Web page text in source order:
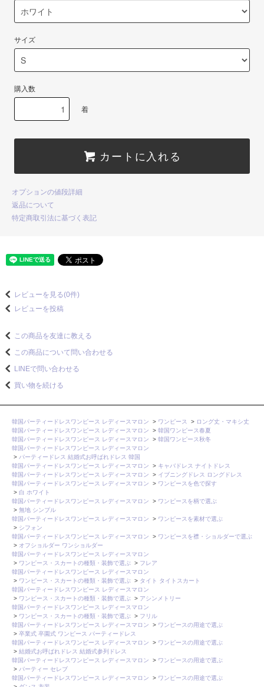
サイズ
購入数
着
カートに入れる
オプションの値段詳細
返品について
特定商取引法に基づく表記
レビューを見る(0件)
レビューを投稿
この商品を友達に教える
この商品について問い合わせる
LINEで問い合わせる
買い物を続ける
韓国パーティードレスワンピース レディースマロン > ワンピース > ロング丈・マキシ丈
韓国パーティードレスワンピース レディースマロン
> 韓国ワンピース春夏
韓国パーティードレスワンピース レディースマロン
> 韓国ワンピース秋冬
韓国パーティードレスワンピース レディースマロン
> パーティードレス 結婚式お呼ばれドレス 韓国
韓国パーティードレスワンピース レディースマロン
> キャバドレス ナイトドレス
韓国パーティードレスワンピース レディースマロン
> イブニングドレス ロングドレス
韓国パーティードレスワンピース レディースマロン
> ワンピースを色で探す
> 白 ホワイト
韓国パーティードレスワンピース レディースマロン
> ワンピースを柄で選ぶ
> 無地 シンプル
韓国パーティードレスワンピース レディースマロン
> ワンピースを素材で選ぶ
> シフォン
韓国パーティードレスワンピース レディースマロン
> ワンピースを襟・ショルダーで選ぶ
> オフショルダー ワンショルダー
韓国パーティードレスワンピース レディースマロン
> ワンピース・スカートの種類・装飾で選ぶ > フレア
韓国パーティードレスワンピース レディースマロン
> ワンピース・スカートの種類・装飾で選ぶ > タイト タイトスカート
韓国パーティードレスワンピース レディースマロン
> ワンピース・スカートの種類・装飾で選ぶ > アシンメトリー
韓国パーティードレスワンピース レディースマロン
> ワンピース・スカートの種類・装飾で選ぶ > フリル
韓国パーティードレスワンピース レディースマロン
> ワンピースの用途で選ぶ
> 卒業式 卒園式 ワンピース パーティードレス
韓国パーティードレスワンピース レディースマロン
> ワンピースの用途で選ぶ
> 結婚式お呼ばれドレス 結婚式参列ドレス
韓国パーティードレスワンピース レディースマロン
> ワンピースの用途で選ぶ
> パーティー セレブ
韓国パーティードレスワンピース レディースマロン
> ワンピースの用途で選ぶ